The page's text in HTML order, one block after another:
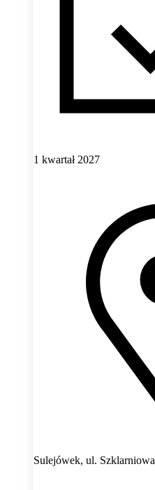
1 kwartał 2027
Sulejówek, ul. Szklarniowa